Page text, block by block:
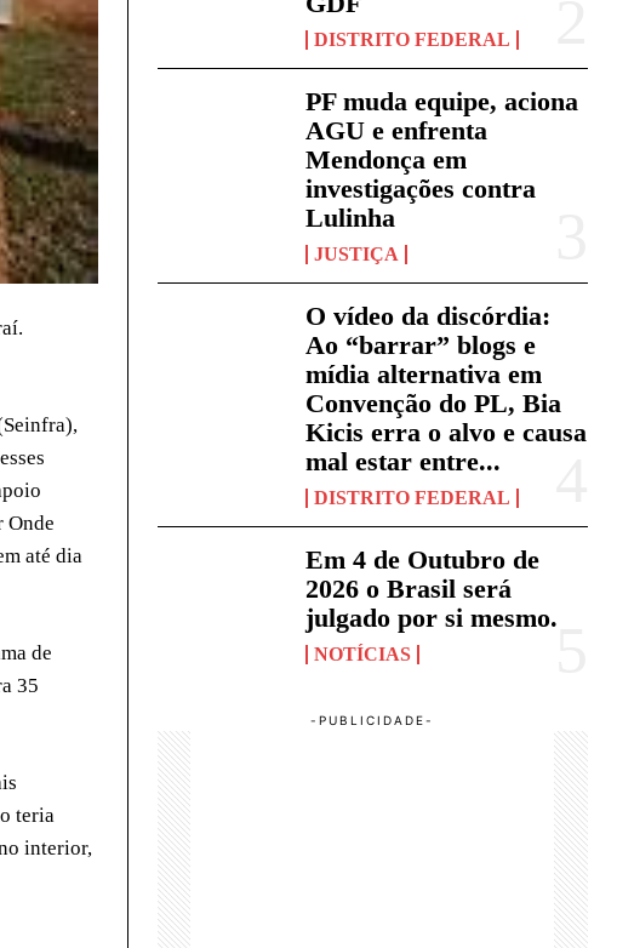
Onde
até dia
de
35
teria
interior,
DISTRITO FEDERAL
PF muda equipe, aciona
AGU e enfrenta
Mendonça em
investigações contra
Lulinha
JUSTIÇA
O vídeo da discórdia:
Ao “barrar” blogs e
mídia alternativa em
Convenção do PL, Bia
Kicis erra o alvo e causa
mal estar entre...
DISTRITO FEDERAL
Em 4 de Outubro de
2026 o Brasil será
julgado por si mesmo.
NOTÍCIAS